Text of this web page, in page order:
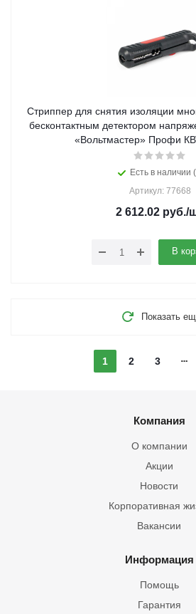
Стриппер для снятия изоляции
бесконтактным детектором
«Вольтмастер» Профи
Есть в наличии
Артикул: 77668
2 612.02 руб./
В
Показать
1 2 3
Компания
О компании
Акции
Новости
Корпоративная
Вакансии
Информация
Помощь
Гарантия